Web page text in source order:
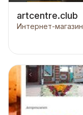
artcentre.club
Интернет-